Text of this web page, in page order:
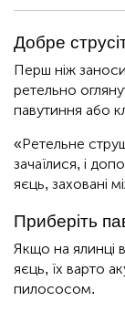
Добре
Перш ніж
ретельно
павутиння або
«Ретельне
зачаїлися, і
яєць, заховані
Приберіть
Якщо на ялинці
яєць, їх варто
пилососом.